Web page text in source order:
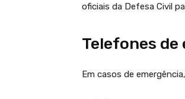
oficiais da Defesa Civil
Telefones de
Em casos de